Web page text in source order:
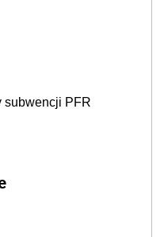
subwencji PFR